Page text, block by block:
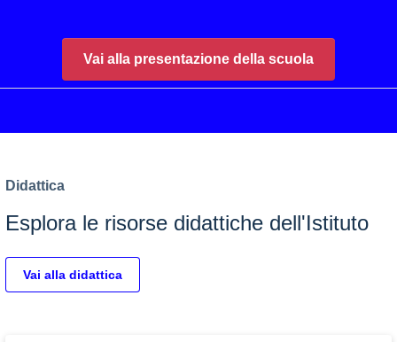
Vai alla presentazione della scuola
Didattica
Esplora le risorse didattiche dell'Istituto
Vai alla didattica